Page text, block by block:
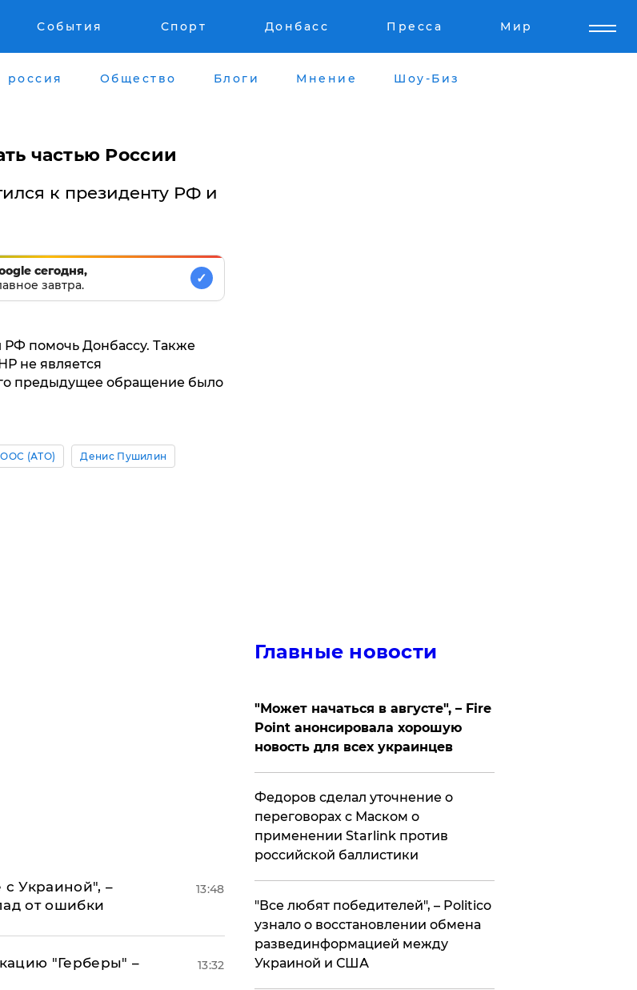
События Спорт Донбасс Пресса Мир
россия Общество Блоги Мнение Шоу-Биз
частью России
к президенту РФ и
сегодня,
завтра.
✓
помочь Донбассу. Также
не является
предыдущее обращение было
ООС (АТО) Денис Пушилин
Украиной", –
от ошибки
13:48
"Герберы" –
13:32
Главные новости
"Может начаться в августе", – Fire
Point анонсировала хорошую
новость для всех украинцев
Федоров сделал уточнение о
переговорах с Маском о
применении Starlink против
российской баллистики
​"Все любят победителей", – Politico
узнало о восстановлении обмена
развединформацией между
Украиной и США